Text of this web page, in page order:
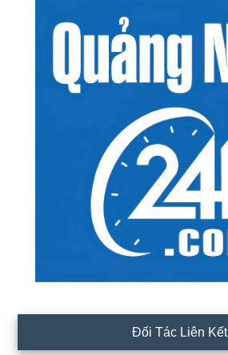
Đối Tác Liên Kết